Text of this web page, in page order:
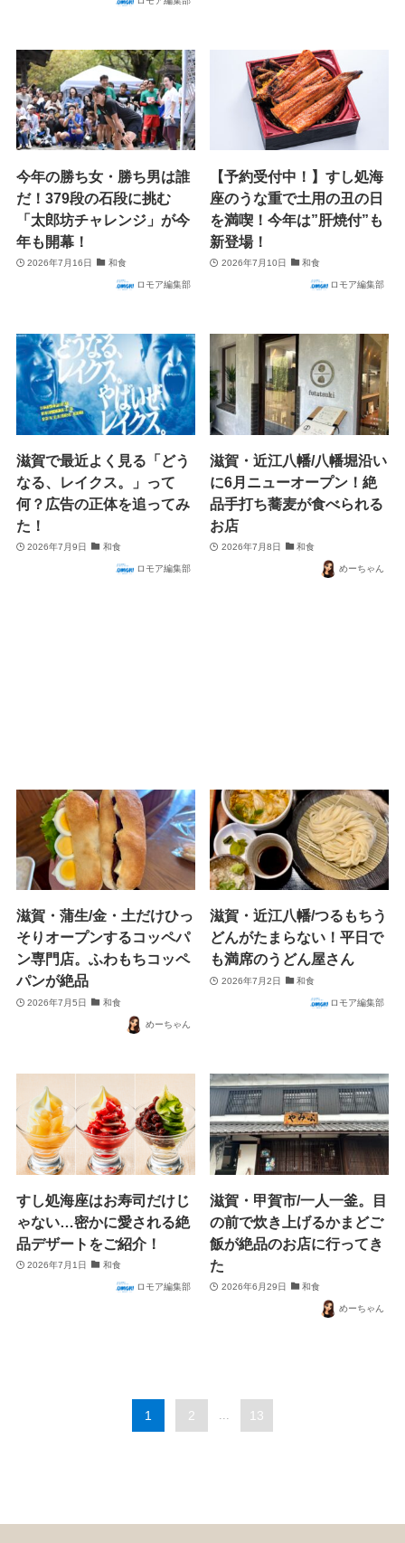
今年の勝ち女・勝ち男は誰
だ！379段の石段に挑む
「太郎坊チャレンジ」が今
年も開幕！
2026年7月16日 和食
ロモア編集部
【予約受付中！】すし処海
座のうな重で土用の丑の日
を満喫！今年は”肝焼付”も
新登場！
2026年7月10日 和食
ロモア編集部
滋賀で最近よく見る「どう
なる、レイクス。」って
何？広告の正体を追ってみ
た！
2026年7月9日 和食
ロモア編集部
滋賀・近江八幡/八幡堀沿い
に6月ニューオープン！絶
品手打ち蕎麦が食べられる
お店
2026年7月8日 和食
めーちゃん
滋賀・蒲生/金・土だけひっ
そりオープンするコッペパ
ン専門店。ふわもちコッペ
パンが絶品
2026年7月5日 和食
めーちゃん
滋賀・近江八幡/つるもちう
どんがたまらない！平日で
も満席のうどん屋さん
2026年7月2日 和食
ロモア編集部
すし処海座はお寿司だけじ
ゃない…密かに愛される絶
品デザートをご紹介！
2026年7月1日 和食
ロモア編集部
滋賀・甲賀市/一人一釜。目
の前で炊き上げるかまどご
飯が絶品のお店に行ってき
た
2026年6月29日 和食
めーちゃん
1 2 13